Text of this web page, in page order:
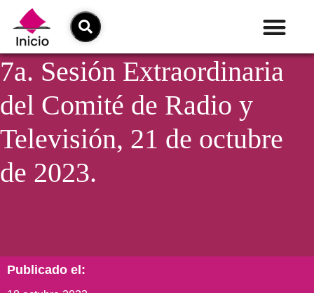
7a. Sesión Extraordinaria
del Comité de Radio y
Televisión, 21 de octubre
de 2023.
Publicado el: